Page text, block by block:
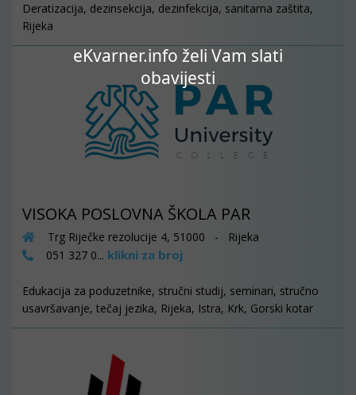
eKvarner.info želi Vam slati
obavijesti
Deratizacija, dezinsekcija, dezinfekcija, sanitarna zaštita,
Rijeka
VISOKA POSLOVNA ŠKOLA PAR
Trg Riječke rezolucije 4, 51000 - Rijeka
051 327 0... klikni za broj
Edukacija za poduzetnike, stručni studij, seminari, stručno
usavršavanje, tečaj jezika, Rijeka, Istra, Krk, Gorski kotar